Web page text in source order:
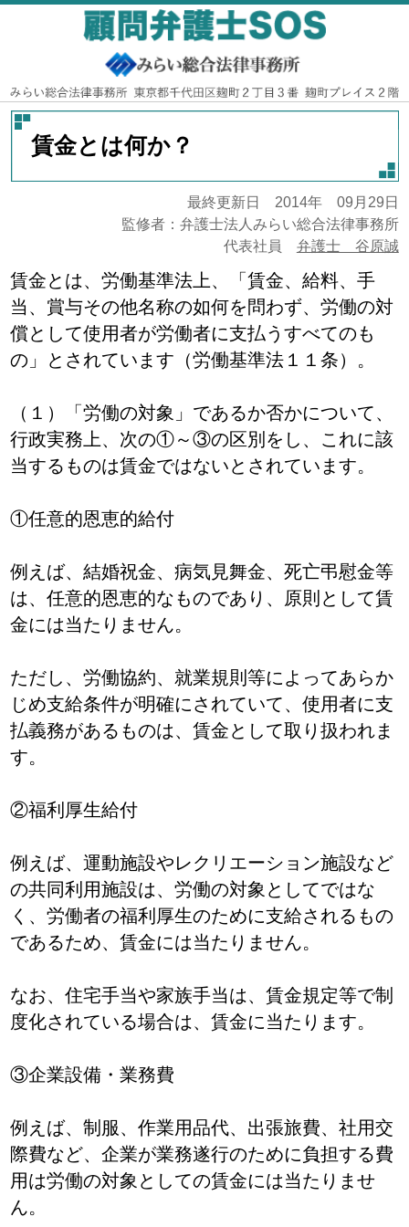
賃金とは何か？
最終更新日 2014年 09月29日
監修者：弁護士法人みらい総合法律事務所
代表社員 弁護士 谷原誠
賃金とは、労働基準法上、「賃金、給料、手
当、賞与その他名称の如何を問わず、労働の対
償として使用者が労働者に支払うすべてのも
の」とされています（労働基準法１１条）。
（１）「労働の対象」であるか否かについて、
行政実務上、次の①～③の区別をし、これに該
当するものは賃金ではないとされています。
①任意的恩恵的給付
例えば、結婚祝金、病気見舞金、死亡弔慰金等
は、任意的恩恵的なものであり、原則として賃
金には当たりません。
ただし、労働協約、就業規則等によってあらか
じめ支給条件が明確にされていて、使用者に支
払義務があるものは、賃金として取り扱われま
す。
②福利厚生給付
例えば、運動施設やレクリエーション施設など
の共同利用施設は、労働の対象としてではな
く、労働者の福利厚生のために支給されるもの
であるため、賃金には当たりません。
なお、住宅手当や家族手当は、賃金規定等で制
度化されている場合は、賃金に当たります。
③企業設備・業務費
例えば、制服、作業用品代、出張旅費、社用交
際費など、企業が業務遂行のために負担する費
用は労働の対象としての賃金には当たりませ
ん。